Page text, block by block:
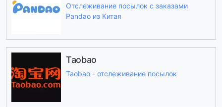
Отслеживание посылок с заказами
Pandao из Китая
Taobao
Taobao - отслеживание посылок